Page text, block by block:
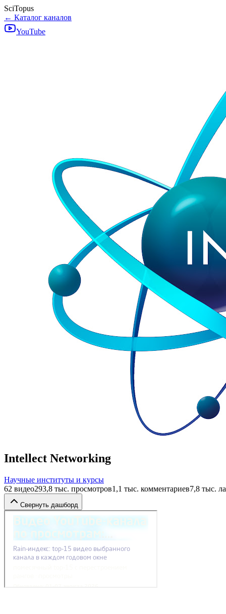
SciTopus
← Каталог каналов
YouTube
Intellect Networking
Научные институты и курсы
62 видео293,8 тыс. просмотров1,1 тыс. комментариев7,8 тыс.
Свернуть дашборд